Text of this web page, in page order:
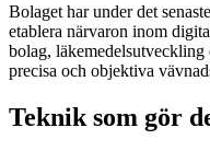
Bolaget har under det
etablera närvaron inom
bolag,
precisa och objektiva
Teknik som gör